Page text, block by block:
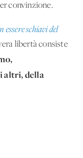
convinzione.
essere schiavi del
libertà consiste
altri, della